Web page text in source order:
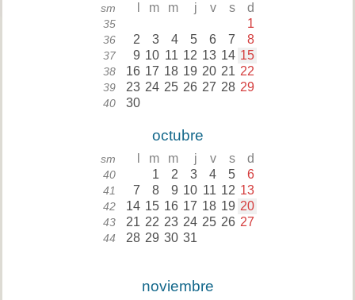
sm m m j v s d
35 1
36 2 3 4 5 6 7 8
37 9 10 11 12 13 14 15
38 16 17 18 19 20 21 22
39 23 24 25 26 27 28 29
40 30
octubre
sm m m j v s d
40 1 2 3 4 5 6
41 7 8 9 10 11 12 13
42 14 15 16 17 18 19 20
43 21 22 23 24 25 26 27
44 28 29 30 31
noviembre